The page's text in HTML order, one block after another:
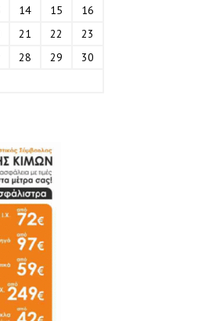
14 15
16
21 22
23
28 29
30